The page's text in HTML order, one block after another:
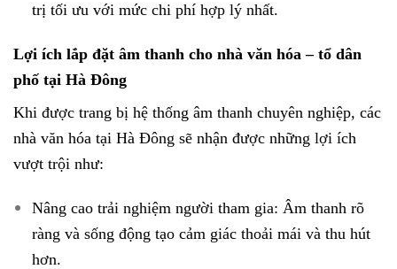
trị tối ưu với mức chi phí hợp lý nhất.
Lợi ích lắp đặt âm thanh cho nhà văn hóa – tổ dân
phố tại Hà Đông
Khi được trang bị hệ thống âm thanh chuyên nghiệp, các
nhà văn hóa tại Hà Đông sẽ nhận được những lợi ích
vượt trội như:
Nâng cao trải nghiệm người tham gia: Âm thanh rõ
ràng và sống động tạo cảm giác thoải mái và thu hút
hơn.